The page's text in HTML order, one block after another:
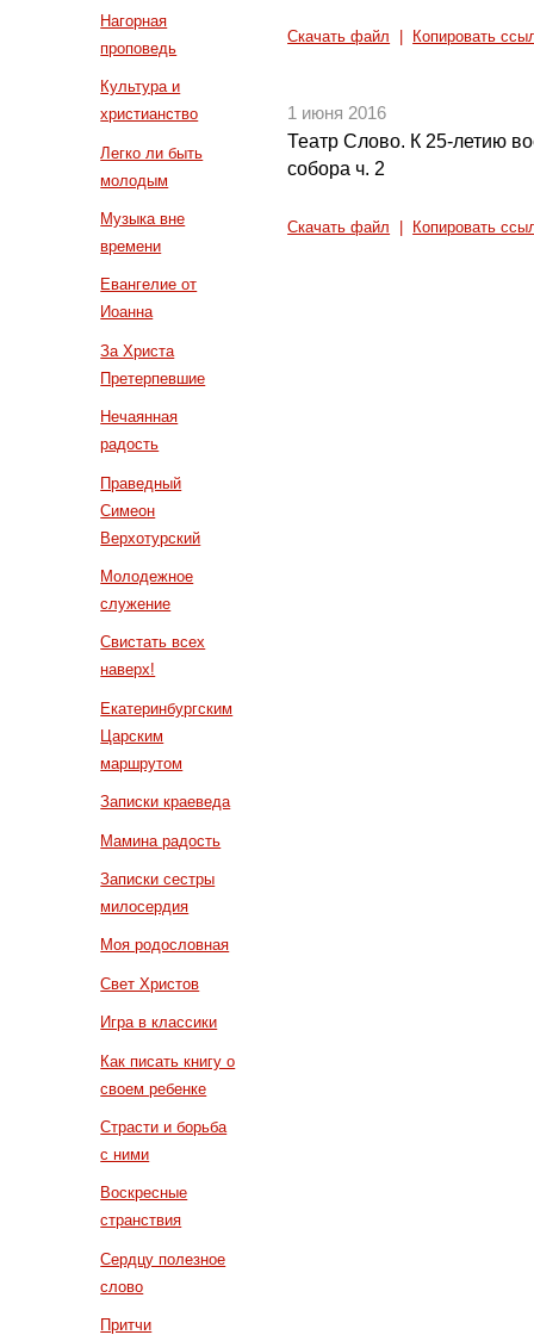
Нагорная
проповедь
Культура и
христианство
Легко ли быть
молодым
Музыка вне
времени
Евангелие от
Иоанна
За Христа
Претерпевшие
Нечаянная
радость
Праведный
Симеон
Верхотурский
Молодежное
служение
Свистать всех
наверх!
Екатеринбургским
Царским
маршрутом
Записки краеведа
Мамина радость
Записки сестры
милосердия
Моя родословная
Свет Христов
Игра в классики
Как писать книгу о
своем ребенке
Страсти и борьба
с ними
Воскресные
странствия
Сердцу полезное
слово
Притчи
Скачать файл Копировать
1 июня 2016
Театр Слово. К 25-летию
собора ч. 2
Скачать файл Копировать